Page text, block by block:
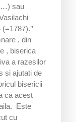
sau
, din
, biserica
a razesilor
si ajutati de
bisericii
ca acest
Este
cu